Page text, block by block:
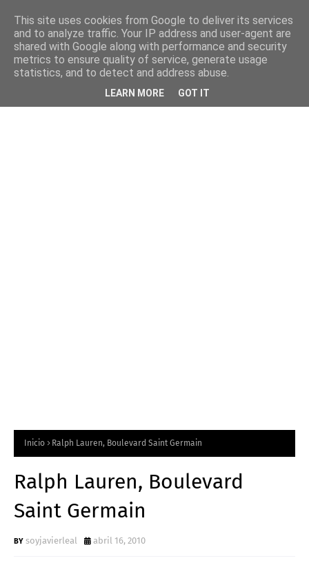
Inicio Ralph Lauren, Boulevard Saint Germain
Ralph Lauren, Boulevard
Saint Germain
soyjavierleal abril 16, 2010
This site uses cookies from Google to deliver its services
and to analyze traffic. Your IP address and user-agent are
shared with Google along with performance and security
metrics to ensure quality of service, generate usage
statistics, and to detect and address abuse.
LEARN MORE GOT IT